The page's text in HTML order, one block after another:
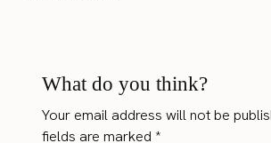
What do you think?
Your email address will not be
fields are marked*